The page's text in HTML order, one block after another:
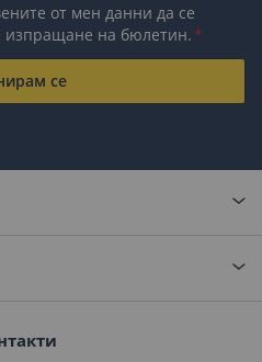
от мен данни да се
изпращане на бюлетин.
се